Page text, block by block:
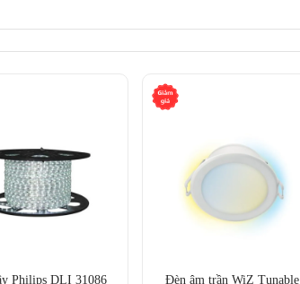
Amazon Alexa
Philips DLI 31086
Đèn âm trần WiZ Tunable